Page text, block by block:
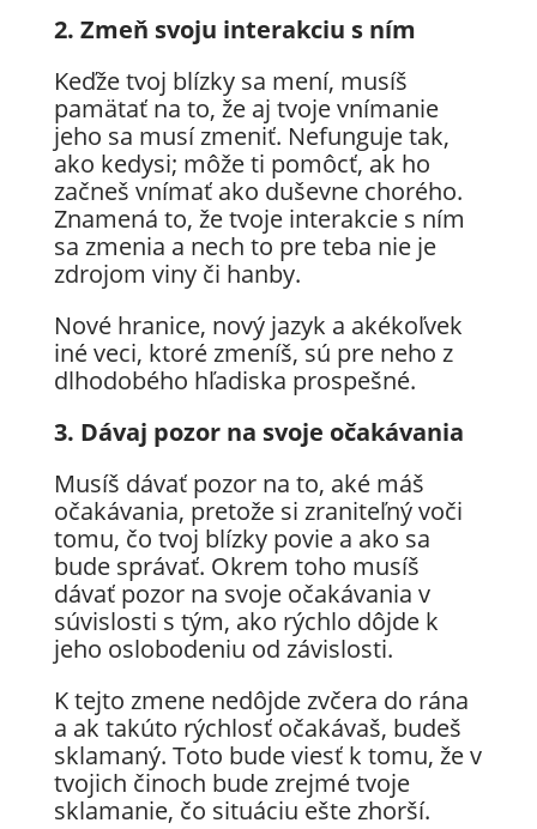
2. Zmeň svoju interakciu s ním
Keďže tvoj blízky sa mení, musíš
pamätať na to, že aj tvoje vnímanie
jeho sa musí zmeniť. Nefunguje tak,
ako kedysi; môže ti pomôcť, ak ho
začneš vnímať ako duševne chorého.
Znamená to, že tvoje interakcie s ním
sa zmenia a nech to pre teba nie je
zdrojom viny či hanby.
Nové hranice, nový jazyk a akékoľvek
iné veci, ktoré zmeníš, sú pre neho z
dlhodobého hľadiska prospešné.
3. Dávaj pozor na svoje očakávania
Musíš dávať pozor na to, aké máš
očakávania, pretože si zraniteľný voči
tomu, čo tvoj blízky povie a ako sa
bude správať. Okrem toho musíš
dávať pozor na svoje očakávania v
súvislosti s tým, ako rýchlo dôjde k
jeho oslobodeniu od závislosti.
K tejto zmene nedôjde zvčera do rána
a ak takúto rýchlosť očakávaš, budeš
sklamaný. Toto bude viesť k tomu, že v
tvojich činoch bude zrejmé tvoje
sklamanie, čo situáciu ešte zhorší.